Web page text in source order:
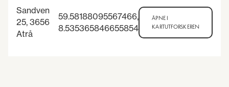
Sandven
25, 3656
Atrå
59.58188095567466,
8.535365846655854
ÅPNE I
KARTUTFORSKEREN